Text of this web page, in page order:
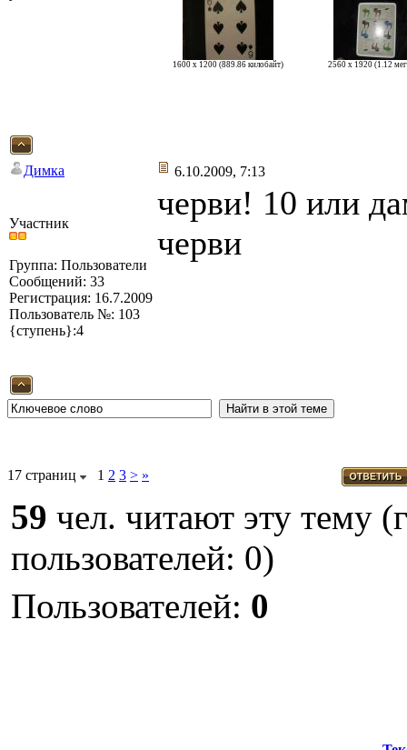
1600 x 1200 (889.86 килобайт) 2560 x 1920 (1.12
Димка 6.10.2009, 7:13
Участник
Группа: Пользователи
Сообщений: 33
Регистрация: 16.7.2009
Пользователь №: 103
{ступень}:4
черви! 10 или
черви
17 страниц 1 2 3 > »
59 чел. читают эту тему
пользователей: 0)
Пользователей: 0